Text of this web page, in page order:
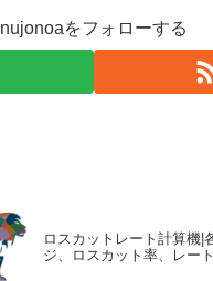
nujonoaをフォローする
ロスカットレート計算機|
ジ、ロスカット率、レー